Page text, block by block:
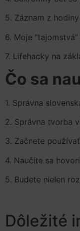
5. Záznam z
6. Moje
7. Lifehacky na
Čo sa
1. Správna
2. Správna tvorba
3. Začnete
4. Naučíte sa
5. Budete nielen
Dôležité